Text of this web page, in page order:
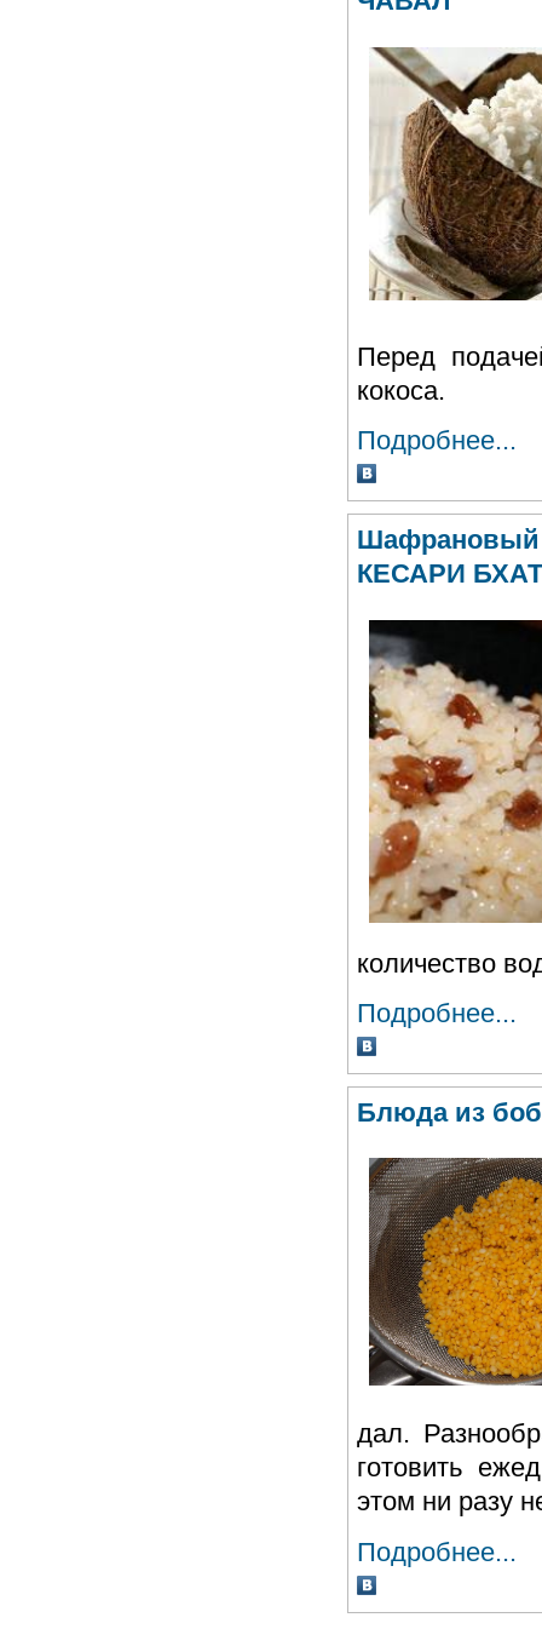
Перед
кокоса.
Подробнее...
Шафрановый
КЕСАРИ БХАТ
количество
Подробнее...
Блюда из
дал.
готовить
этом ни разу
Подробнее...